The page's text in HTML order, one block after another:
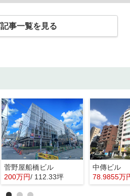
事一覧を見る
菅野屋船橋ビル
200万円/ 112.33坪
中傳ビル
78.9855万